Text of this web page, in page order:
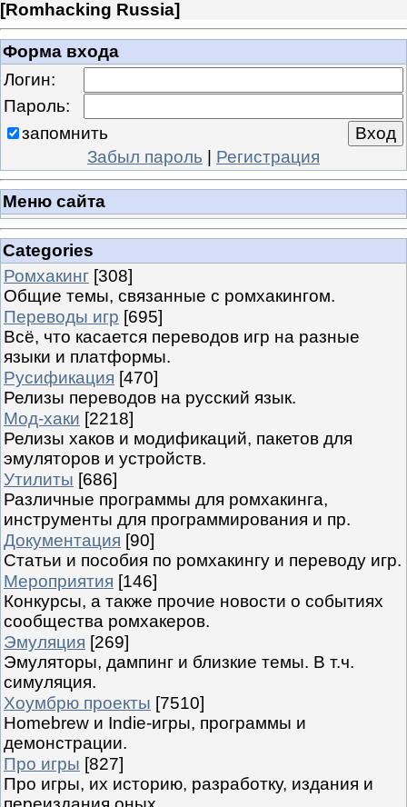
[Romhacking Russia]
Форма входа
Логин:
Пароль:
запомнить
Забыл пароль | Регистрация
Меню сайта
Categories
Ромхакинг [308]
Общие темы, связанные с ромхакингом.
Переводы игр [695]
Всё, что касается переводов игр на разные
языки и платформы.
Русификация [470]
Релизы переводов на русский язык.
Мод-хаки [2218]
Релизы хаков и модификаций, пакетов для
эмуляторов и устройств.
Утилиты [686]
Различные программы для ромхакинга,
инструменты для программирования и пр.
Документация [90]
Статьи и пособия по ромхакингу и переводу игр.
Мероприятия [146]
Конкурсы, а также прочие новости о событиях
сообщества ромхакеров.
Эмуляция [269]
Эмуляторы, дампинг и близкие темы. В т.ч.
симуляция.
Хоумбрю проекты [7510]
Homebrew и Indie-игры, программы и
демонстрации.
Про игры [827]
Про игры, их историю, разработку, издания и